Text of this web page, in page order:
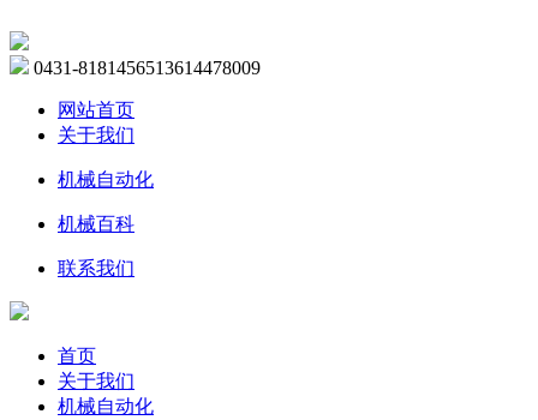
0431-8181456513614478009
网站首页
关于我们
机械自动化
机械百科
联系我们
首页
关于我们
机械自动化